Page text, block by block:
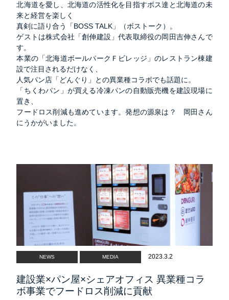
北海道を愛し、北海道の活性化を目指すボス達と北海道の未
来と経営を楽しく
真剣に語り合う「BOSS TALK」（ボストーク）。
ゲストは株式会社「創伸建設」代表取締役の岡田吉伸さんで
す。
本業の「北海道ボールパークＦビレッジ」のレストラン棟建
設で注目されるだけなく、
人気パン店「どんぐり」との異業種コラボでも話題に。
「ちくわパン」が買える冷凍パンの自動販売機を建設現場に
置き、
フードロス削減も進めています。発想の源泉は？ 岡田さん
にうかがいました。
NEWS MEDIA 2023.3.2
建設業×パン屋×シェアオフィス 異業種コラ
ボ事業でフードロス削減に貢献